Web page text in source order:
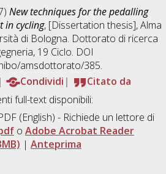
New techniques for the pedalling
in cycling, [Dissertation thesis], Alma
di Bologna. Dottorato di ricerca
, 19 Ciclo. DOI
amsdottorato/385.
Condividi
Citato da
full-text disponibili:
(English) - Richiede un lettore di
o Adobe Acrobat Reader
| Anteprima